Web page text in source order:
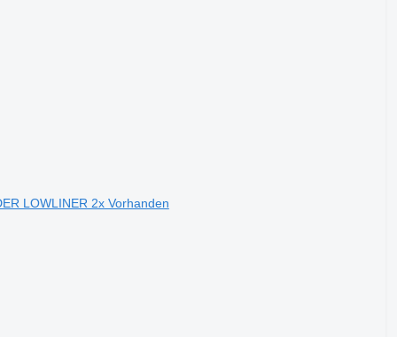
LOWLINER 2x Vorhanden